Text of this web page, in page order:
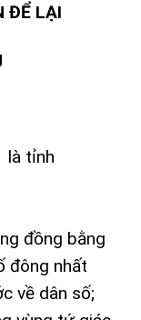
ĐỂ LẠI
là tỉnh
đồng bằng
đông nhất
về dân số;